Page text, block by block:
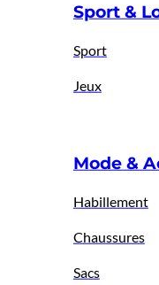
Sport &
Sport
Jeux
Mode &
Habillement
Chaussures
Sacs